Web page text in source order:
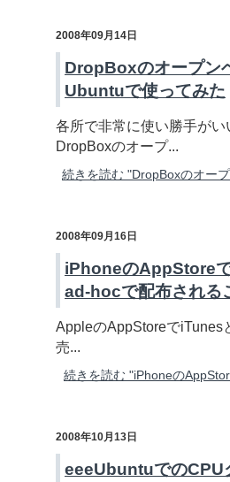
2008年09月14日
DropBoxのオープン
Ubuntuで使ってみた
各所で非常に使い勝手が
DropBoxのオープ...
続きを読む "DropBoxのオー
2008年09月16日
iPhoneのAppStore
ad-hocで配布される
AppleのAppStoreでiTunes
売...
続きを読む "iPhoneの
2008年10月13日
eeeUbuntuでのCPU